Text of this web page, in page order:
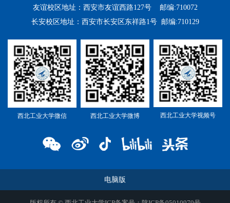
友谊校区地址：西安市友谊西路127号 邮编:710072
长安校区地址：西安市长安区东祥路1号 邮编:710129
西北工业大学微信 西北工业大学微博 西北工业大学视频号
电脑版